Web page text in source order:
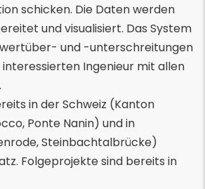
schicken. Die Daten werden
und visualisiert. Das System
und -unterschreitungen
Ingenieur mit allen
in der Schweiz (Kanton
Ponte Nanin) und in
Steinbachtalbrücke)
Folgeprojekte sind bereits in